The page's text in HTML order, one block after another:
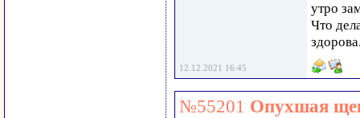
утро
Что
12.12.2021 16:45
№55201 Опухшая